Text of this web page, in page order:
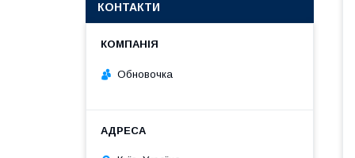
КОНТАКТИ
Обновочка